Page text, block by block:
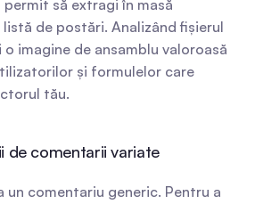
permit să extragi în masă
de postări. Analizând fișierul
imagine de ansamblu valoroasă
și formulelor care
tău.
de comentarii variate
un comentariu generic. Pentru a